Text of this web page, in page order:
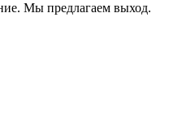
Мы предлагаем выход.